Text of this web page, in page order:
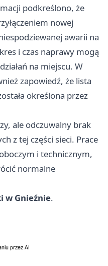
podkreślono, że
nowej
awarii na
i czas naprawy mogą
na miejscu. W
zapowiedź, że lista
określona przez
ale odczuwalny brak
z tej części sieci. Prace
i technicznym,
normalne
w Gnieźnie.